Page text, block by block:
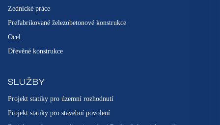
Zednické práce
Prefabrikované železobetonové konstrukce
Ocel
Dřevěné konstrukce
SLUŽBY
Projekt statiky pro územní rozhodnutí
Projekt statiky pro stavební povolení